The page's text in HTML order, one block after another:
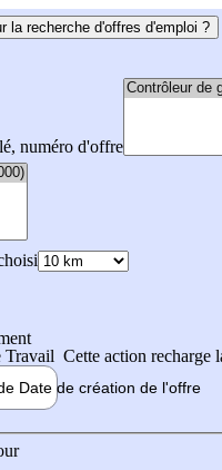
la recherche d'offres d'emploi ?
numéro d'offre
Travail Cette action recharge
Date de création de l'offre
de l'offre